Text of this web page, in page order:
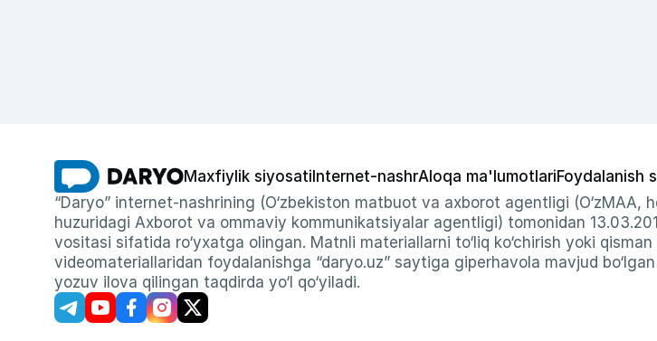
Maxfiylik siyosati Internet-nashrAloqa ma'lumotlariFoydalanish
“Daryo” internet-nashrining (O‘zbekiston matbuot va axborot agentligi (O‘zMAA,
huzuridagi Axborot va ommaviy kommunikatsiyalar agentligi) tomonidan
vositasi sifatida ro‘yxatga olingan. Matnli materiallarni to‘liq ko‘chirish yoki
videomateriallaridan foydalanishga “daryo.uz” saytiga giperhavola mavjud
yozuv ilova qilingan taqdirda yo‘l qo‘yiladi.